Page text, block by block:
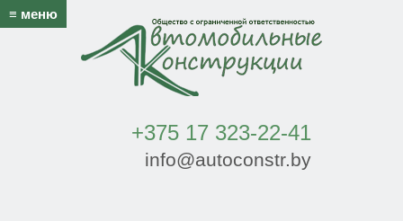
≡ меню
+375 17 323-22-41
info@autoconstr.by